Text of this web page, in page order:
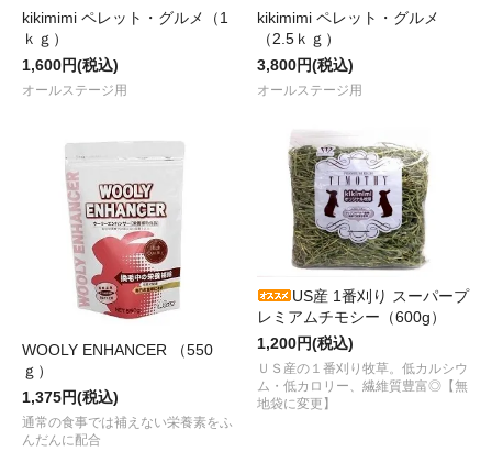
kikimimi ペレット・グルメ（1
ｋｇ）
1,600円(税込)
オールステージ用
kikimimi ペレット・グルメ
（2.5ｋｇ）
3,800円(税込)
オールステージ用
WOOLY ENHANCER （550
ｇ）
1,375円(税込)
通常の食事では補えない栄養素をふ
んだんに配合
US産 1番刈り スーパープ
レミアムチモシー（600g）
1,200円(税込)
ＵＳ産の１番刈り牧草。低カルシウ
ム・低カロリー、繊維質豊富◎【無
地袋に変更】